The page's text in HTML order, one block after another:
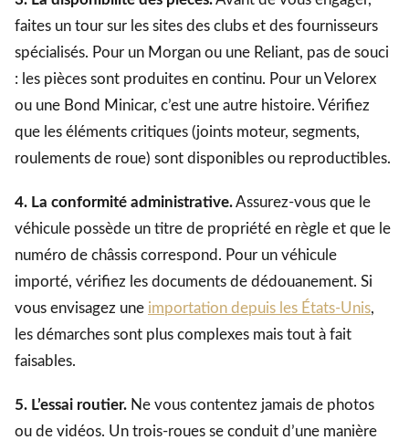
faites un tour sur les sites des clubs et des fournisseurs
spécialisés. Pour un Morgan ou une Reliant, pas de souci
: les pièces sont produites en continu. Pour un Velorex
ou une Bond Minicar, c’est une autre histoire. Vérifiez
que les éléments critiques (joints moteur, segments,
roulements de roue) sont disponibles ou reproductibles.
4. La conformité administrative.Assurez-vous que le
véhicule possède un titre de propriété en règle et que le
numéro de châssis correspond. Pour un véhicule
importé, vérifiez les documents de dédouanement. Si
vous envisagez une importation depuis les États-Unis,
les démarches sont plus complexes mais tout à fait
faisables.
5. L’essai routier. Ne vous contentez jamais de photos
ou de vidéos. Un trois-roues se conduit d’une manière